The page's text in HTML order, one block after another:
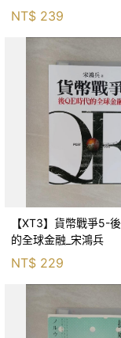
NT$ 239
【XT3】貨幣戰爭5-
的全球金融_宋鴻兵
NT$ 229